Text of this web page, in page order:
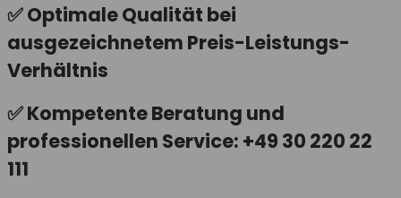
✅Optimale Qualität bei
ausgezeichnetem Preis-Leistungs-
Verhältnis
✅Kompetente Beratung und
professionellen Service: +49 30 220 22
111